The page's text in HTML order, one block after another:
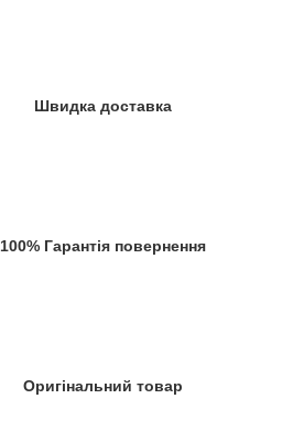
Швидка доставка
100% Гарантія повернення
Оригінальний товар